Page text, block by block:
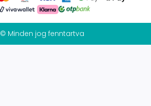
© Minden jog fenntartva